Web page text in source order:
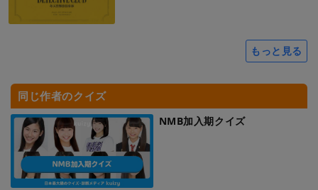
もっと見る
同じ作者のクイズ
NMB加入期クイズ